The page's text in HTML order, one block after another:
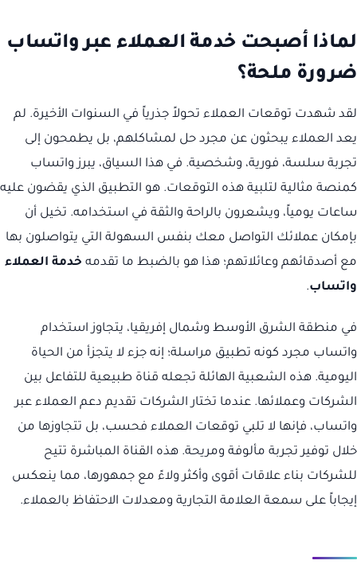
لماذا أصبحت خدمة العملاء عبر واتساب
ضرورة ملحة؟
لقد شهدت توقعات العملاء تحولاً جذرياً في السنوات الأخيرة. لم
يعد العملاء يبحثون عن مجرد حل لمشاكلهم، بل يطمحون إلى
تجربة سلسة، فورية، وشخصية. في هذا السياق، يبرز واتساب
كمنصة مثالية لتلبية هذه التوقعات. هو التطبيق الذي يقضون عليه
ساعات يومياً، ويشعرون بالراحة والثقة في استخدامه. تخيل أن
بإمكان عملائك التواصل معك بنفس السهولة التي يتواصلون بها
مع أصدقائهم وعائلاتهم؛ هذا هو بالضبط ما تقدمه خدمة العملاء
واتساب.
في منطقة الشرق الأوسط وشمال إفريقيا، يتجاوز استخدام
واتساب مجرد كونه تطبيق مراسلة؛ إنه جزء لا يتجزأ من الحياة
اليومية. هذه الشعبية الهائلة تجعله قناة طبيعية للتفاعل بين
الشركات وعملائها. عندما تختار الشركات تقديم دعم العملاء عبر
واتساب، فإنها لا تلبي توقعات العملاء فحسب، بل تتجاوزها من
خلال توفير تجربة مألوفة ومريحة. هذه القناة المباشرة تتيح
للشركات بناء علاقات أقوى وأكثر ولاءً مع جمهورها، مما ينعكس
إيجاباً على سمعة العلامة التجارية ومعدلات الاحتفاظ بالعملاء.